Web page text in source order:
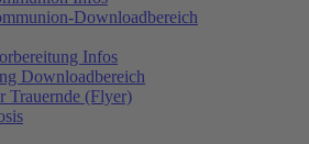
Downloadbereich
Infos
Downloadbereich
Trauernde (Flyer)